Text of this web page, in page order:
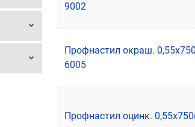
9002
Профнастил окраш.
6005
Профнастил оцинк.